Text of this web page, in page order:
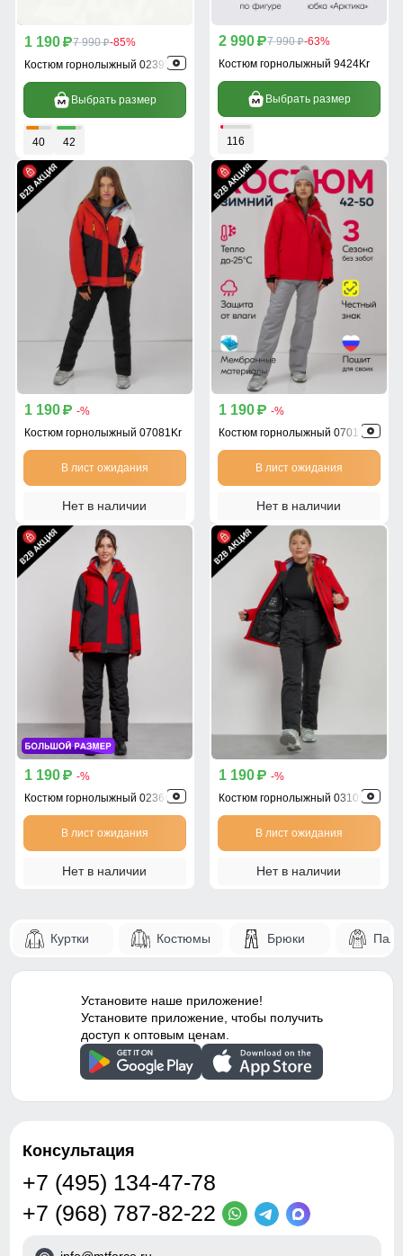
1 190 p7 990 p-85%
Костюм горнолыжный 02395Kr
Выбрать размер
40 42
2 990 p7 990 p-63%
Костюм горнолыжный 9424Kr
Выбрать размер
116
1 190 p -%
Костюм горнолыжный 07081Kr
В лист ожидания
Нет в наличии
1 190 p -%
Костюм горнолыжный 07017Kr
В лист ожидания
Нет в наличии
1 190 p -%
Костюм горнолыжный 02366Kr
В лист ожидания
Нет в наличии
1 190 p -%
Костюм горнолыжный 03105Kr
В лист ожидания
Нет в наличии
Куртки Костюмы Брюки
Установите наше приложение!
Установите приложение, чтобы получить
доступ к оптовым ценам.
Консультация
+7 (495) 134-47-78
+7 (968) 787-82-22